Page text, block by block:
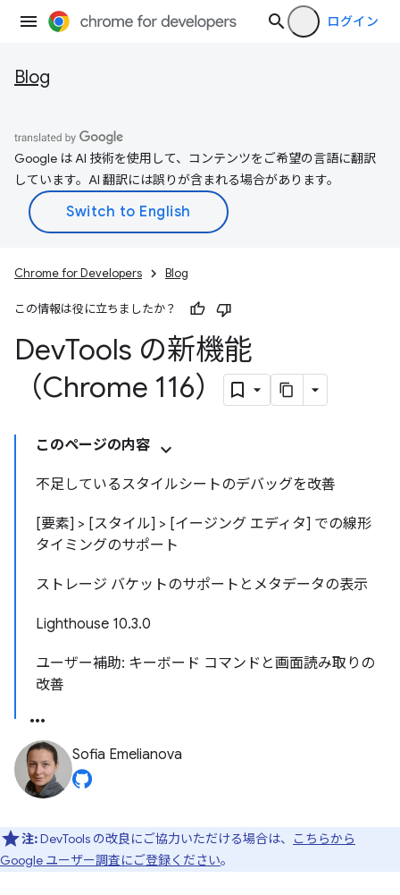
ログイン
Blog
Google は AI 技術を使用して、コンテンツをご希望の言語に翻訳
しています。AI 翻訳には誤りが含まれる場合があります。
Chrome for Developers Blog
この情報は役に立ちましたか？
DevTools の新機能
（Chrome 116）
このページの内容
不足しているスタイルシートのデバッグを改善
[要素] > [スタイル] > [イージング エディタ] での線形
タイミングのサポート
ストレージ バケットのサポートとメタデータの表示
Lighthouse 10.3.0
ユーザー補助: キーボード コマンドと画面読み取りの
改善
Sofia Emelianova
注:DevTools の改良にご協力いただける場合は、
こちらから
Google ユーザー調査にご登録ください。